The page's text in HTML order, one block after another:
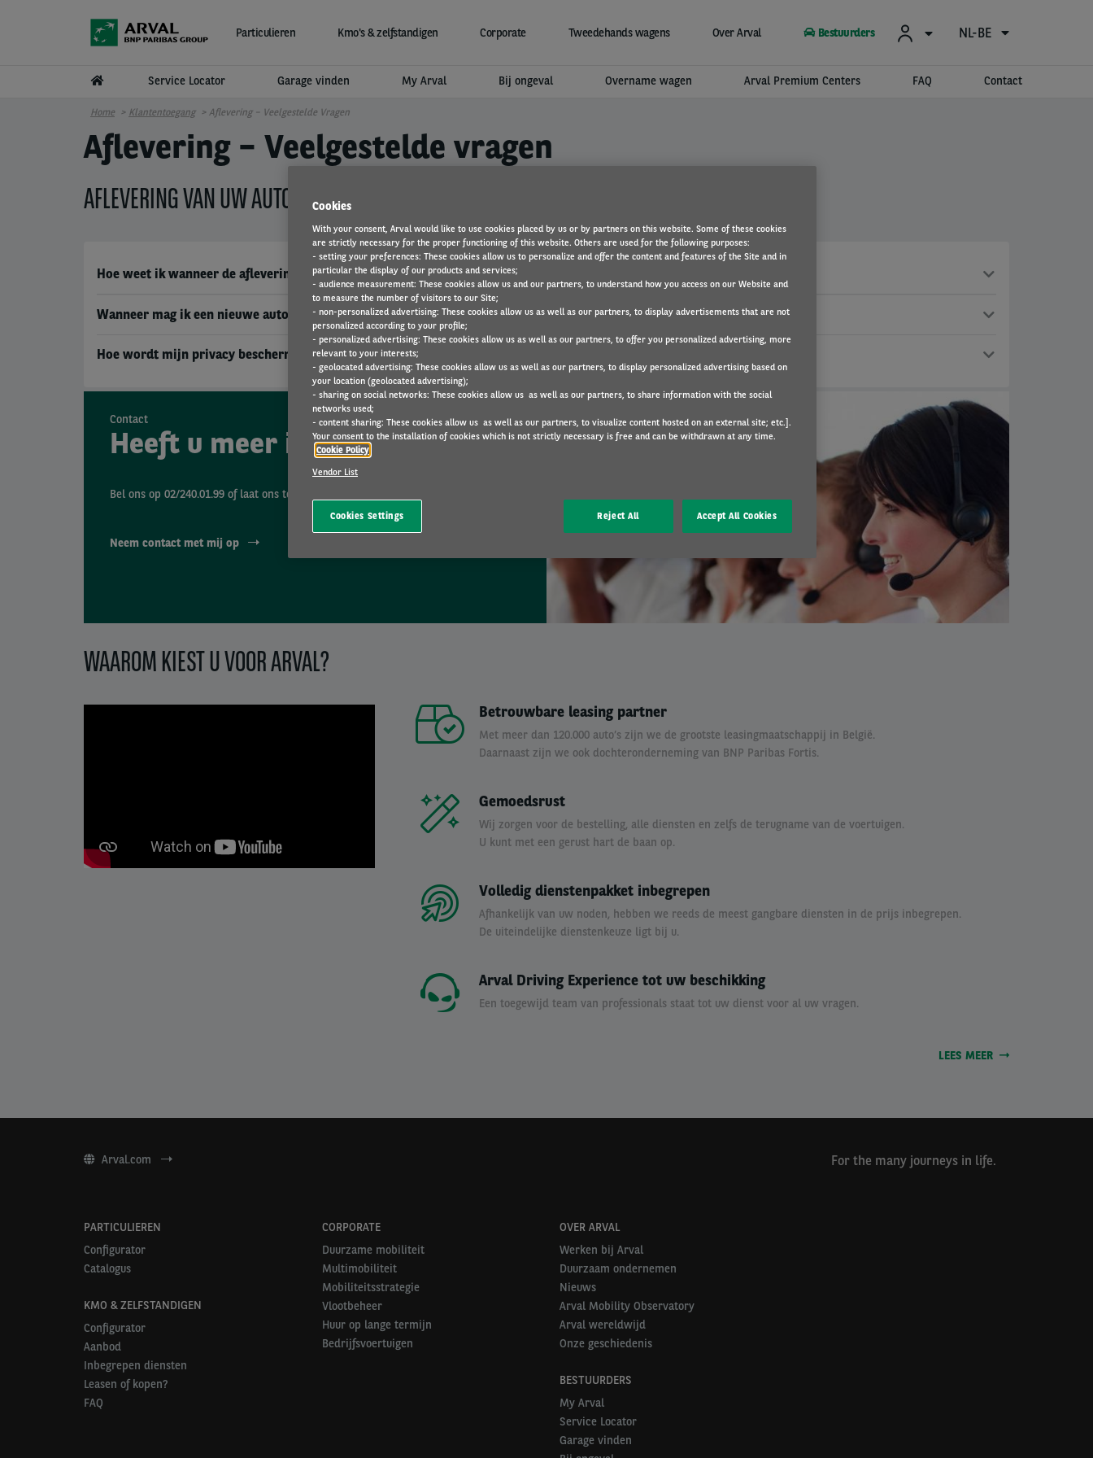
Particulieren Kmo's & zelfstandigen Corporate Tweedehands wagens Over Arval Bestuurders NL-BE
Service Locator Garage vinden My Arval Bij ongeval Overname wagen Arval Premium Centers FAQ Contact
Home Klantentoegang Aflevering – Veelgestelde Vragen
Aflevering – Veelgestelde vragen
AFLEVERING VAN UW AUTO
Hoe weet ik wanneer de aflevering van mijn auto voorzien is?
Wanneer mag ik een nieuwe auto bestellen?
Hoe wordt mijn privacy beschermd als mijn auto bij aflevering uitgerust is met Arval Active Link?
Contact
Heeft u meer informatie nodig?
Bel ons op 02/240.01.99 of laat ons team contact met u opnemen.
Neem contact met mij op
WAAROM KIEST U VOOR ARVAL?
Betrouwbare leasing partner
Met meer dan 120.000 auto’s zijn we de grootste leasingmaatschappij in België.
Daarnaast zijn we ook dochteronderneming van BNP Paribas Fortis.
Gemoedsrust
Wij zorgen voor de bestelling, alle diensten en zelfs de terugname van de voertuigen.
U kunt met een gerust hart de baan op.
Volledig dienstenpakket inbegrepen
Afhankelijk van uw noden, hebben we reeds de meest gangbare diensten in de prijs inbegrepen.
De uiteindelijke dienstenkeuze ligt bij u.
Arval Driving Experience tot uw beschikking
Een toegewijd team van professionals staat tot uw dienst voor al uw vragen.
LEES MEER
Arval.com For the many journeys in life.
PARTICULIEREN
Configurator
Catalogus
KMO & ZELFSTANDIGEN
Configurator
Aanbod
Inbegrepen diensten
Leasen of kopen?
FAQ
CORPORATE
Duurzame mobiliteit
Multimobiliteit
Mobiliteitsstrategie
Vlootbeheer
Huur op lange termijn
Bedrijfsvoertuigen
OVER ARVAL
Werken bij Arval
Duurzaam ondernemen
Nieuws
Arval Mobility Observatory
Arval wereldwijd
Onze geschiedenis
BESTUURDERS
My Arval
Service Locator
Garage vinden
Cookies
With your consent, Arval would like to use cookies placed by us or by partners on this website. Some of these cookies
are strictly necessary for the proper functioning of this website. Others are used for the following purposes:
- setting your preferences: These cookies allow us to personalize and offer the content and features of the Site and in
particular the display of our products and services;
- audience measurement: These cookies allow us and our partners, to understand how you access on our Website and
to measure the number of visitors to our Site;
- non-personalized advertising: These cookies allow us as well as our partners, to display advertisements that are not
personalized according to your profile;
- personalized advertising: These cookies allow us as well as our partners, to offer you personalized advertising, more
relevant to your interests;
- geolocated advertising: These cookies allow us as well as our partners, to display personalized advertising based on
your location (geolocated advertising);
- sharing on social networks: These cookies allow us as well as our partners, to share information with the social
networks used;
- content sharing: These cookies allow us as well as our partners, to visualize content hosted on an external site; etc.].
Your consent to the installation of cookies which is not strictly necessary is free and can be withdrawn at any time.
Cookie Policy
Vendor List
Cookies Settings Reject All Accept All Cookies